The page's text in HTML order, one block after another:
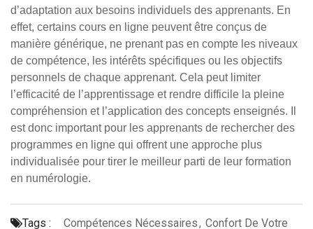
d’adaptation aux besoins individuels des apprenants. En
effet, certains cours en ligne peuvent être conçus de
manière générique, ne prenant pas en compte les niveaux
de compétence, les intérêts spécifiques ou les objectifs
personnels de chaque apprenant. Cela peut limiter
l’efficacité de l’apprentissage et rendre difficile la pleine
compréhension et l’application des concepts enseignés. Il
est donc important pour les apprenants de rechercher des
programmes en ligne qui offrent une approche plus
individualisée pour tirer le meilleur parti de leur formation
en numérologie.
Tags : Compétences Nécessaires, Confort De Votre